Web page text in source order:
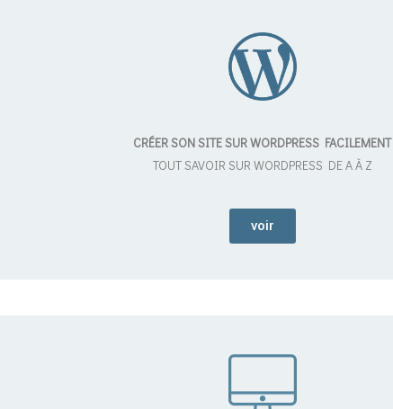
CRÉER SON SITE SUR WORDPRESS FACILEMENT
TOUT SAVOIR SUR WORDPRESS DE A À Z
voir